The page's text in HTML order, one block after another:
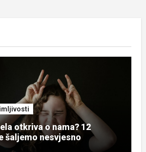
otkriva o nama? 12
šaljemo nesvjesno